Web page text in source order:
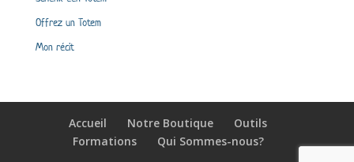
Offrez un Totem
Mon récit
Accueil Notre Boutique
Outils
Formations
Qui Sommes-nous?